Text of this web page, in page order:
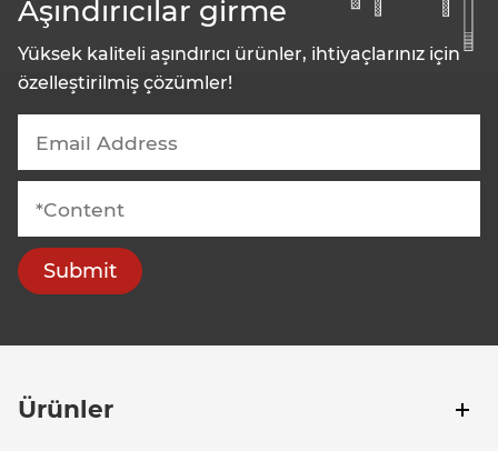
Aşındırıcılar girme
Yüksek kaliteli aşındırıcı ürünler, ihtiyaçlarınız için
özelleştirilmiş çözümler!
Submit
Ürünler